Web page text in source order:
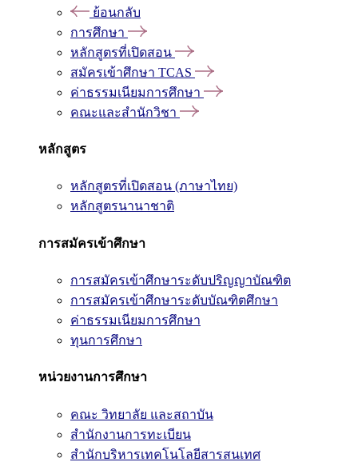
ย้อนกลับ
การศึกษา
หลักสูตรที่เปิดสอน
สมัครเข้าศึกษา TCAS
ค่าธรรมเนียมการศึกษา
คณะและสำนักวิชา
หลักสูตร
หลักสูตรที่เปิดสอน (ภาษาไทย)
หลักสูตรนานาชาติ
การสมัครเข้าศึกษา
การสมัครเข้าศึกษาระดับปริญญาบัณฑิต
การสมัครเข้าศึกษาระดับบัณฑิตศึกษา
ค่าธรรมเนียมการศึกษา
ทุนการศึกษา
หน่วยงานการศึกษา
คณะ วิทยาลัย และสถาบัน
สำนักงานการทะเบียน
สำนักบริหารเทคโนโลยีสารสนเทศ